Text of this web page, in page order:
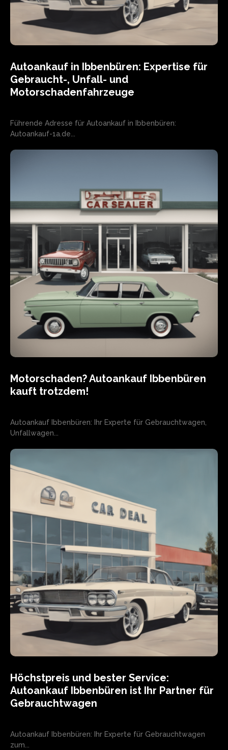
Autoankauf in Ibbenbüren: Expertise für
Gebraucht-, Unfall- und
Motorschadenfahrzeuge
Führende Adresse für Autoankauf in Ibbenbüren:
Autoankauf-1a.de...
Motorschaden? Autoankauf Ibbenbüren
kauft trotzdem!
Autoankauf Ibbenbüren: Ihr Experte für Gebrauchtwagen,
Unfallwagen...
Höchstpreis und bester Service:
Autoankauf Ibbenbüren ist Ihr Partner für
Gebrauchtwagen
Autoankauf Ibbenbüren: Ihr Experte für Gebrauchtwagen
zum...